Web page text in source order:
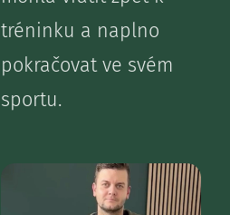
tréninku a naplno
pokračovat ve svém
sportu.